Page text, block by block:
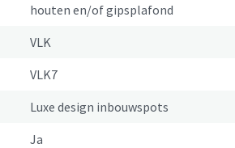
houten en/of gipsplafond
VLK
VLK7
Luxe design inbouwspots
Ja